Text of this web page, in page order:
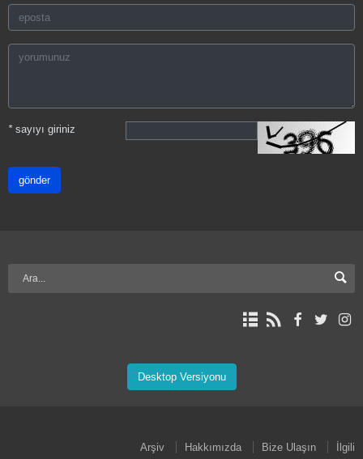
*sayıyı giriniz
gönder
Desktop Versiyonu
Arşiv Hakkımızda Bize Ulaşın İlgili